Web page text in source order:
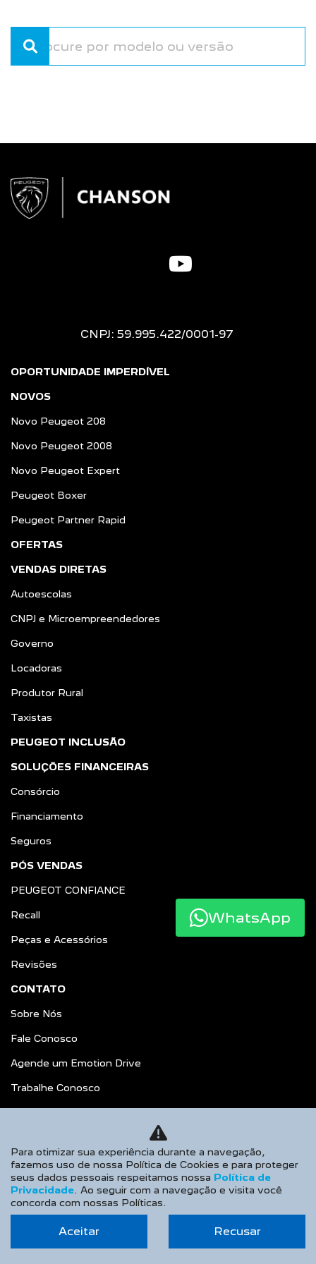
CNPJ: 59.995.422/0001-97
OPORTUNIDADE IMPERDÍVEL
NOVOS
Novo Peugeot 208
Novo Peugeot 2008
Novo Peugeot Expert
Peugeot Boxer
Peugeot Partner Rapid
OFERTAS
VENDAS DIRETAS
Autoescolas
CNPJ e Microempreendedores
Governo
Locadoras
Produtor Rural
Taxistas
PEUGEOT INCLUSÃO
SOLUÇÕES FINANCEIRAS
Consórcio
Financiamento
Seguros
PÓS VENDAS
PEUGEOT CONFIANCE
Recall
Peças e Acessórios
Revisões
CONTATO
Sobre Nós
Fale Conosco
Agende um Emotion Drive
Trabalhe Conosco
OUVIDORIA
AGENDE UM TEST DRIVE
WhatsApp
Para otimizar sua experiência durante a navegação,
fazemos uso de nossa Política de Cookies e para proteger
seus dados pessoais respeitamos nossa Política de
Privacidade. Ao seguir com a navegação e visita você
concorda com nossas Políticas.
Aceitar Recusar